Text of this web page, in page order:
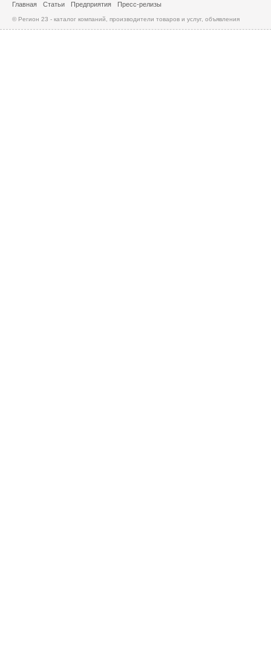
Главная Статьи Предприятия Пресс-релизы
© Регион 23 - каталог компаний, производители товаров и услуг, объявления